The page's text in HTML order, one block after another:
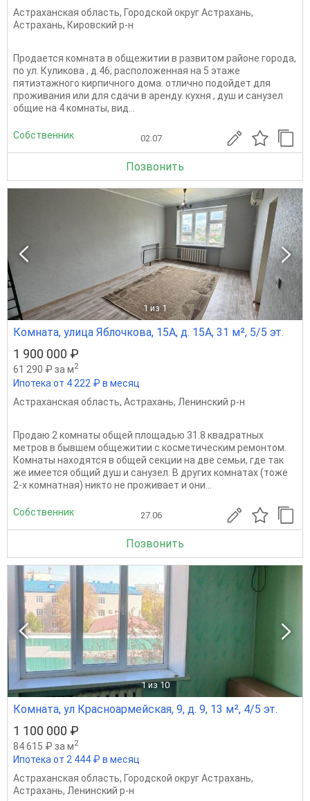
Астраханская область, Городской округ Астрахань,
Астрахань, Кировский р-н
Продается комната в общежитии в развитом районе города,
по ул. Куликова , д.46, расположенная на 5 этаже
пятиэтажного кирпичного дома. отлично подойдет для
проживания или для сдачи в аренду. кухня , душ и санузел
общие на 4 комнаты, вид...
Собственник 02.07
Позвонить
1 из 1
Комната, улица Яблочкова, 15А, д. 15А, 31 м², 5/5 эт.
1 900 000 ₽
61 290 ₽ за м2
Ипотека от 4 222 ₽ в месяц
Астраханская область, Астрахань, Ленинский р-н
Продаю 2 комнаты общей площадью 31.8 квадратных
метров в бывшем общежитии с косметическим ремонтом.
Комнаты находятся в общей секции на две семьи, где так
же имеется общий душ и санузел. В других комнатах (тоже
2-х комнатная) никто не проживает и они...
Собственник 27.06
Позвонить
1 из 10
Комната, ул Красноармейская, 9, д. 9, 13 м², 4/5 эт.
1 100 000 ₽
84 615 ₽ за м2
Ипотека от 2 444 ₽ в месяц
Астраханская область, Городской округ Астрахань,
Астрахань, Ленинский р-н